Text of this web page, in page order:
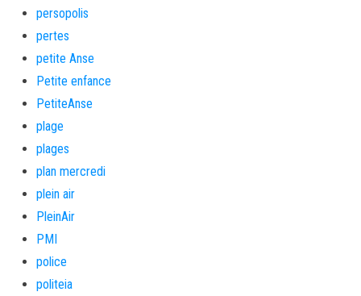
persopolis
pertes
petite Anse
Petite enfance
PetiteAnse
plage
plages
plan mercredi
plein air
PleinAir
PMI
police
politeia